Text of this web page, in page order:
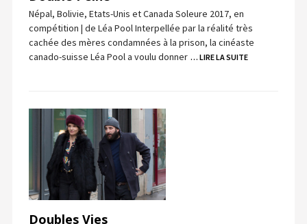
Népal, Bolivie, Etats-Unis et Canada Soleure 2017, en
compétition | de Léa Pool Interpellée par la réalité très
cachée des mères condamnées à la prison, la cinéaste
canado-suisse Léa Pool a voulu donner … LIRE LA SUITE
Doubles Vies